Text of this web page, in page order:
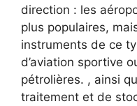
direction : les
plus populaires,
instruments de ce
d’aviation sportive
pétrolières. , ainsi
traitement et de